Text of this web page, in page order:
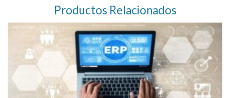
Productos Relacionados